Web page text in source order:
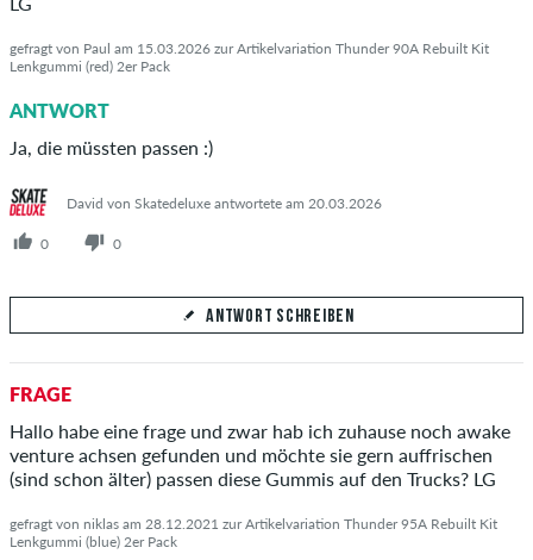
gefragt von Paul am 15.03.2026 zur Artikelvariation Thunder 90A Rebuilt Kit
Lenkgummi (red) 2er Pack
ANTWORT
Ja, die müssten passen :)
David von Skatedeluxe antwortete am 20.03.2026
0 0
ANTWORT SCHREIBEN
Beantworte hier die Frage von Paul
FRAGE
Hallo habe eine frage und zwar hab ich zuhause noch awake
venture achsen gefunden und möchte sie gern auffrischen
(sind schon älter) passen diese Gummis auf den Trucks? LG
gefragt von niklas am 28.12.2021 zur Artikelvariation Thunder 95A Rebuilt Kit
Lenkgummi (blue) 2er Pack